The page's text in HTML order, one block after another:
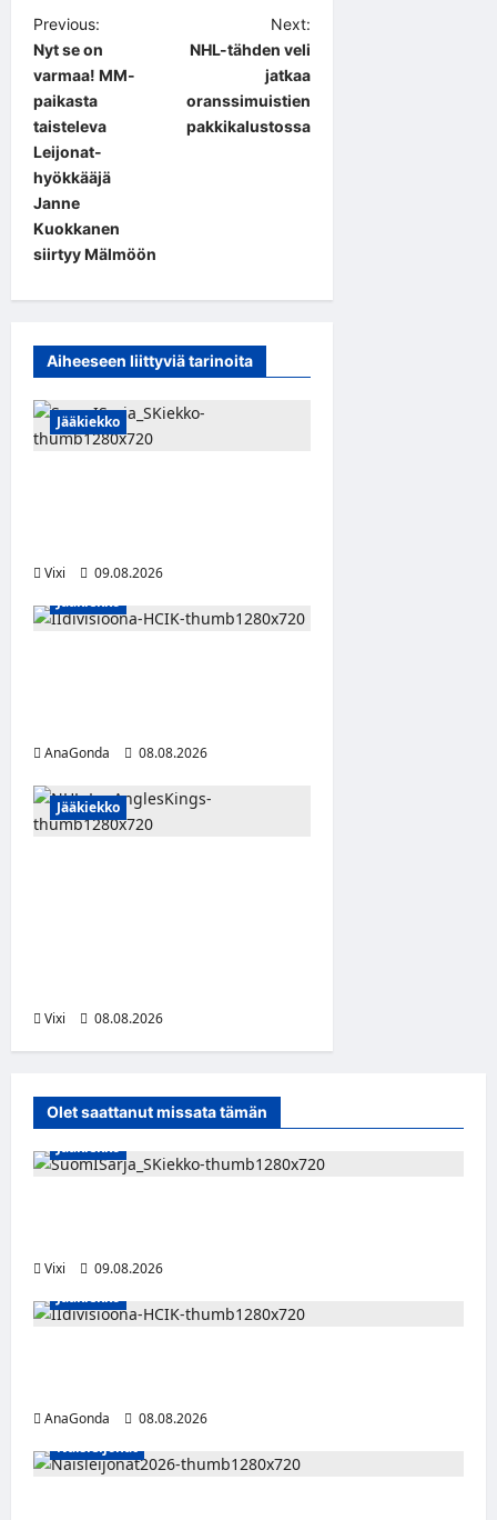
P
o
s
t
n
a
v
i
g
t
i
o
Previous:
Nyt se on
varmaa! MM-
paikasta
taisteleva
Leijonat-
hyökkääjä
Janne
Kuokkanen
siirtyy Mälmöön
Next:
NHL-tähden veli
jatkaa
oranssimuistien
pakkikalustossa
Aiheeseen liittyviä tarinoita
Jääkiekko
Vixi
09.08.2026
Jääkiekko
AnaGonda 08.08.2026
Jääkiekko
Vixi 08.08.2026
Olet saattanut missata tämän
Jääkiekko
Vixi
09.08.2026
Jääkiekko
AnaGonda
08.08.2026
Naisleijonat